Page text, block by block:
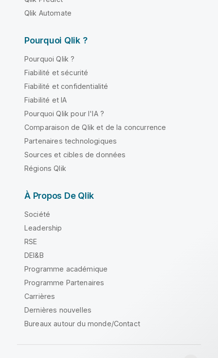
Qlik Automate
Pourquoi Qlik ?
Pourquoi Qlik ?
Fiabilité et sécurité
Fiabilité et confidentialité
Fiabilité et IA
Pourquoi Qlik pour l'IA ?
Comparaison de Qlik et de la concurrence
Partenaires technologiques
Sources et cibles de données
Régions Qlik
À Propos De Qlik
Société
Leadership
RSE
DEI&B
Programme académique
Programme Partenaires
Carrières
Dernières nouvelles
Bureaux autour du monde/Contact